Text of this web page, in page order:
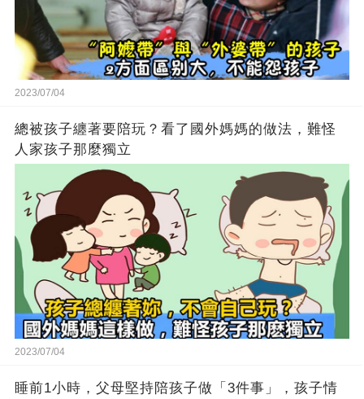
2023/07/04
總被孩子纏著要陪玩？看了國外媽媽的做法，難怪
人家孩子那麼獨立
2023/07/04
睡前1小時，父母堅持陪孩子做「3件事」，孩子情